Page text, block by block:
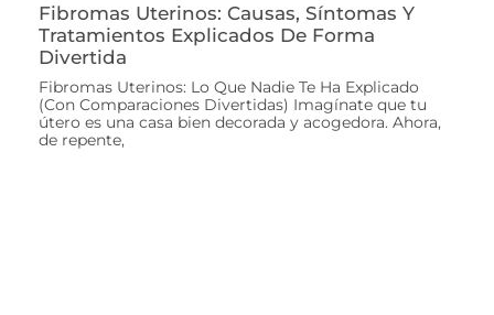
Fibromas Uterinos: Causas, Síntomas Y
Tratamientos Explicados De Forma
Divertida
Fibromas Uterinos: Lo Que Nadie Te Ha Explicado
(Con Comparaciones Divertidas) Imagínate que tu
útero es una casa bien decorada y acogedora. Ahora,
de repente,